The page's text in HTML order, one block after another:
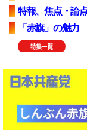
特報、焦点・論
「赤旗」の魅力